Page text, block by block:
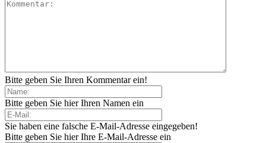
Bitte geben Sie Ihren Kommentar ein!
Bitte geben Sie hier Ihren Namen ein
Sie haben eine falsche E-Mail-Adresse eingegeben!
Bitte geben Sie hier Ihre E-Mail-Adresse ein